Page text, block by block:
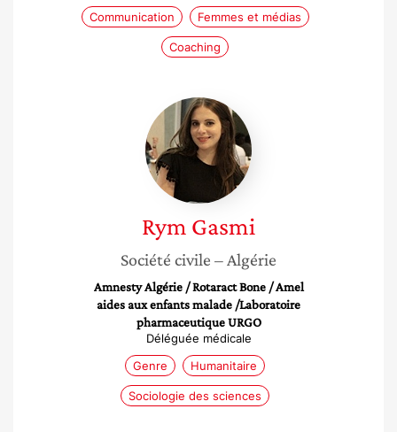
Communication Femmes et médias
Coaching
Rym
Gasmi
Rym Gasmi
Société civile – Algérie
Amnesty Algérie / Rotaract Bone / Amel
aides aux enfants malade /Laboratoire
pharmaceutique URGO
Déléguée médicale
Genre
Humanitaire
Sociologie des sciences